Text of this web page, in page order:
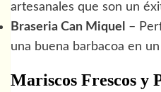
artesanales que son un
Braseria Can Miquel
–
una buena barbacoa en
Mariscos Frescos y